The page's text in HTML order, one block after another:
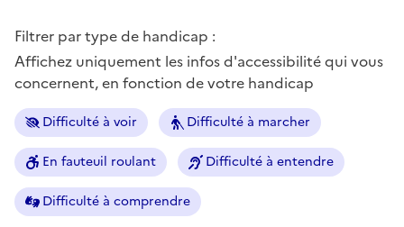
Filtrer par type de handicap :
Affichez uniquement les infos d'accessibilité qui vous
concernent, en fonction de votre handicap
Difficulté à voir Difficulté à marcher
En fauteuil roulant Difficulté à entendre
Difficulté à comprendre